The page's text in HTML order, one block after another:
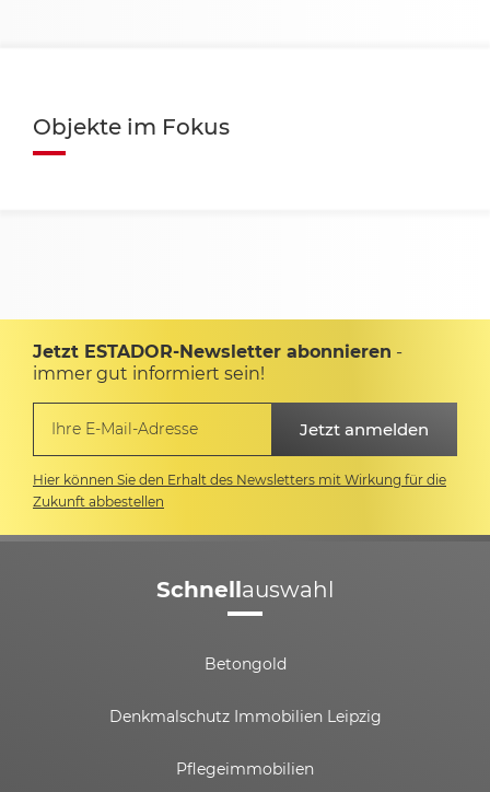
Objekte im Fokus
Jetzt ESTADOR-Newsletter abonnieren -
immer gut informiert sein!
Hier können Sie den Erhalt des Newsletters mit Wirkung für die
Zukunft abbestellen
Schnellauswahl
Betongold
Denkmalschutz Immobilien Leipzig
Pflegeimmobilien